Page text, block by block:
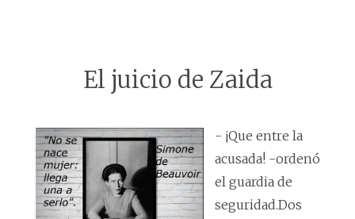
El juicio de Zaida
- ¡Que entre la
acusada! -ordenó
el guardia de
seguridad.Dos